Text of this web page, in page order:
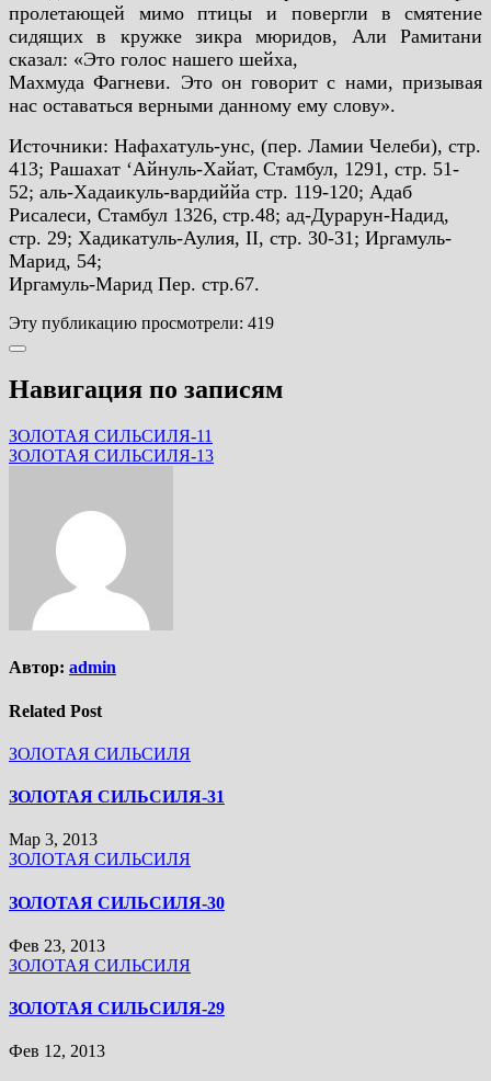
пролетающей мимо птицы и повергли в
смятение
сидящих в кружке зикра мюридов, Али Рамитани
сказал: «Это голос нашего шейха,
Махмуда Фагневи. Это он говорит с нами, призывая
нас оставаться верными данному ему слову».
Источники: Нафахатуль-унс, (пер. Ламии Челеби), стр.
413; Рашахат ‘Айнуль-Хайат, Стамбул, 1291, стр. 51-
52; аль-Хадаикуль-вардиййа стр. 119-120; Адаб
Рисалеси, Стамбул 1326, стр.48; ад-Дурарун-Надид,
стр. 29; Хадикатуль-Аулия, II, стр. 30-31; Иргамуль-
Марид, 54;
Иргамуль-Марид Пер. стр.67.
Эту публикацию просмотрели: 419
Навигация по записям
ЗОЛОТАЯ СИЛЬСИЛЯ-11
ЗОЛОТАЯ СИЛЬСИЛЯ-13
Автор: admin
Related Post
ЗОЛОТАЯ СИЛЬСИЛЯ
ЗОЛОТАЯ СИЛЬСИЛЯ-31
Мар 3, 2013
ЗОЛОТАЯ СИЛЬСИЛЯ
ЗОЛОТАЯ СИЛЬСИЛЯ-30
Фев 23, 2013
ЗОЛОТАЯ СИЛЬСИЛЯ
ЗОЛОТАЯ СИЛЬСИЛЯ-29
Фев 12, 2013